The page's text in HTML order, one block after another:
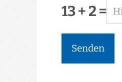
13 + 2 =
Senden